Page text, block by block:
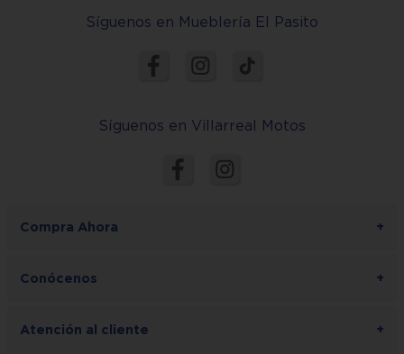
Síguenos en Mueblería El Pasito
Síguenos en Villarreal Motos
Compra Ahora +
Conócenos +
Atención al cliente +